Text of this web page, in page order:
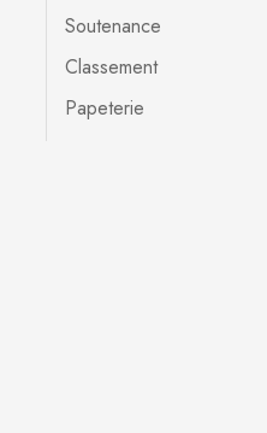
Soutenance
Classement
Papeterie